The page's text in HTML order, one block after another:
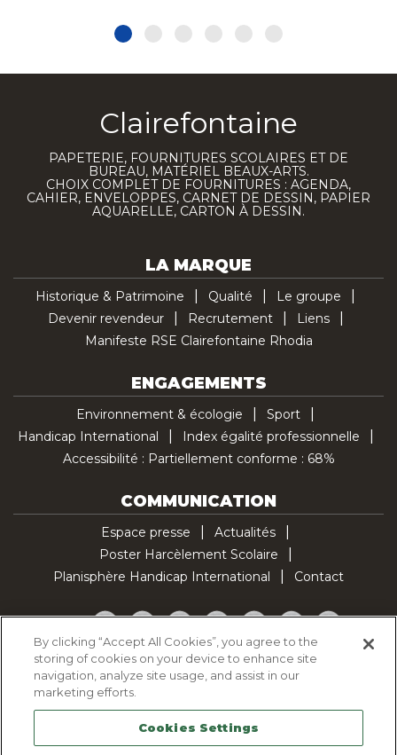
Clairefontaine
PAPETERIE, FOURNITURES SCOLAIRES ET DE
BUREAU, MATÉRIEL BEAUX-ARTS.
CHOIX COMPLET DE FOURNITURES : AGENDA,
CAHIER, ENVELOPPES, CARNET DE DESSIN, PAPIER
AQUARELLE, CARTON À DESSIN.
LA MARQUE
Historique & Patrimoine Qualité
Le groupe
Devenir revendeur
Recrutement
Liens
Manifeste RSE Clairefontaine Rhodia
ENGAGEMENTS
Environnement & écologie
Sport
Handicap International
Index égalité professionnelle
Accessibilité : Partiellement conforme : 68%
COMMUNICATION
Espace presse
Actualités
Poster Harcèlement Scolaire
Planisphère Handicap International
Contact
Facebook
TwitterYouTubePinterestInstagramLinkedInTikTok
Politique d'utilisation des cookies
Politique de confidentialité
Mentions légales
Plan du site
By clicking “Accept All Cookies”, you agree to the
storing of cookies on your device to enhance site
navigation, analyze site usage, and assist in our
marketing efforts.
Cookies Settings